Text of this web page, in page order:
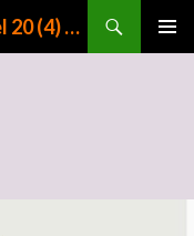
Menschheit gegen Krieg – Artikel 20 (4) GG